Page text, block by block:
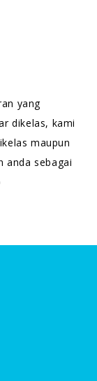
yang
dikelas, kami
maupun
anda sebagai